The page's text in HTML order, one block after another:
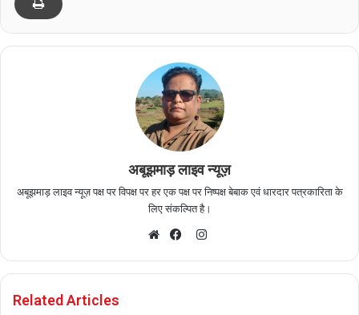
अबूझमाड़ लाइव न्यूज़
अबूझमाड़ लाइव न्यूज़ पक्ष पर विपक्ष पर हर एक पक्ष पर निष्पक्ष बेबाक एवं धारदार पत्रकारिता के
लिए संकल्पित है।
e
a
I
s
Related Articles